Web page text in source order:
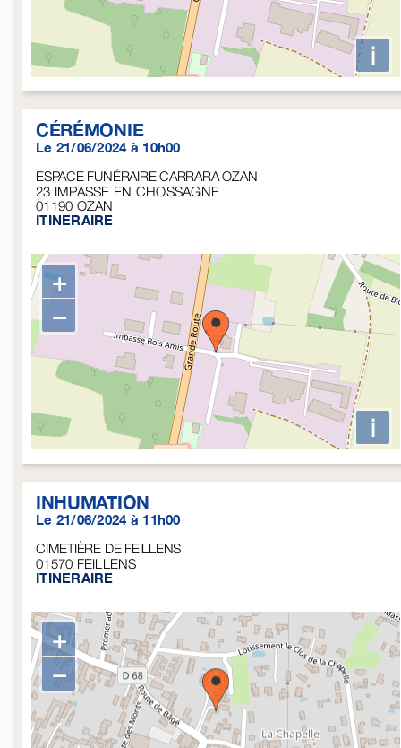
i
CÉRÉMONIE
Le 21/06/2024 à 10h00
ESPACE FUNÉRAIRE CARRARA OZAN
23 IMPASSE EN CHOSSAGNE
01190 OZAN
ITINERAIRE
+
−
i
INHUMATION
Le 21/06/2024 à 11h00
CIMETIÈRE DE FEILLENS
01570 FEILLENS
ITINERAIRE
+
−